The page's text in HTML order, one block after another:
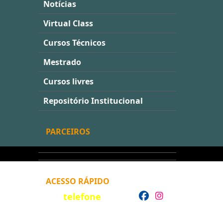
Notícias
Virtual Class
Cursos Técnicos
Mestrado
Cursos livres
Repositório Institucional
PARCEIROS
ACESSO RÁPIDO
telefone